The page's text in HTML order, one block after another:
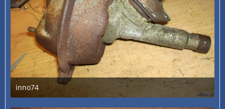
inno74
3. Juli 2020 um 13:29